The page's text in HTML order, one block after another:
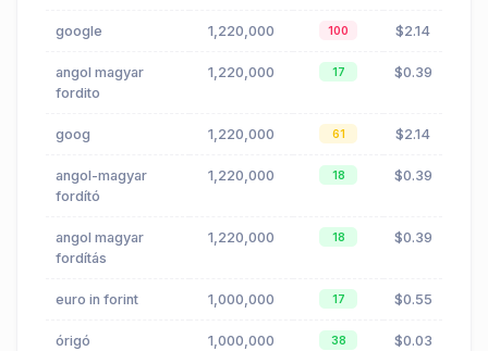
google 1,220,000 100 $2.14
angol magyar
fordito
1,220,000 17 $0.39
goog 1,220,000 61 $2.14
angol-magyar
fordító
1,220,000 18 $0.39
angol magyar
fordítás
1,220,000 18 $0.39
euro in forint 1,000,000 17 $0.55
órigó 1,000,000 38 $0.03